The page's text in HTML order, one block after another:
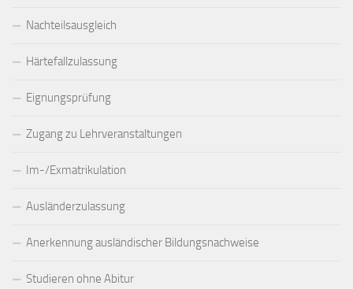
Nachteilsausgleich
Härtefallzulassung
Eignungsprüfung
Zugang zu Lehrveranstaltungen
Im-/Exmatrikulation
Ausländerzulassung
Anerkennung ausländischer Bildungsnachweise
Studieren ohne Abitur